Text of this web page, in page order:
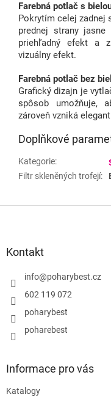
Farebná potlač s
Pokrytím celej zadnej
prednej strany
priehľadný efekt a
vizuálny efekt.
Farebná potlač bez
Grafický dizajn je
spôsob umožňuje,
zároveň vzniká
Doplňkové
Kategorie:
Filtr skleněných trofejí:
Kontakt
info@poharybest.cz
602 119 072
poharybest
poharebest
Informace pro vás
Katalogy